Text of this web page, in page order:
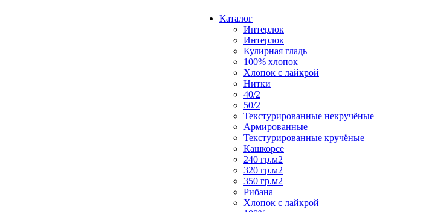
Каталог
Интерлок
Интерлок
Кулирная гладь
100% хлопок
Хлопок с лайкрой
Нитки
40/2
50/2
Текстурированные некручёные
Армированные
Текстурированные кручёные
Кашкорсе
240 гр.м2
320 гр.м2
350 гр.м2
Рибана
Хлопок с лайкрой